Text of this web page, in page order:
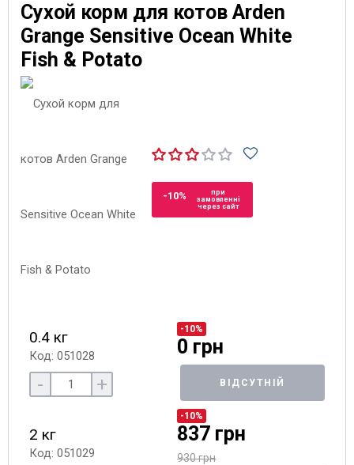
Сухой корм для котов Arden
Grange Sensitive Ocean White
Fish & Potato
-10%
при
замовленні
через сайт
0.4 кг
Код: 051028
-10%
0 грн
- + ВІДСУТНІЙ
2 кг
Код: 051029
-10%
837 грн
930 грн